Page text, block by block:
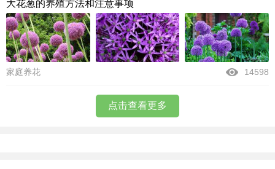
大花葱的养殖方法和注意事项
家庭养花 14598
点击查看更多